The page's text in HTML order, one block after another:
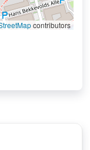
contributors